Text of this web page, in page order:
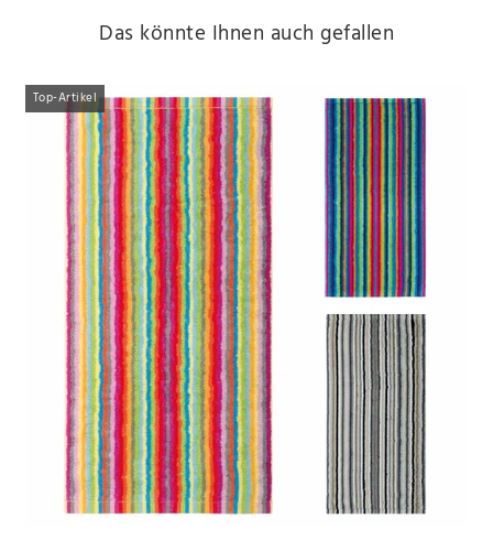
Das könnte Ihnen auch gefallen
Top-Artikel